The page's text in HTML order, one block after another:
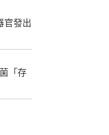
官發出
「存